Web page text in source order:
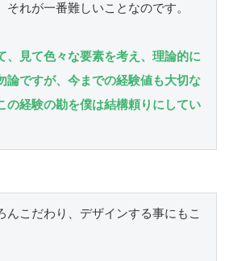
それが一番難しいことなのです。
、見て色々な要素を考え、理論的に
論ですが、今までの経験値も大切な
の経験の勘を僕は結構頼りにしてい
んこだわり、デザインする事にもこ